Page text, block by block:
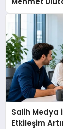
açıklamada
Salih Medya
Etkileşim